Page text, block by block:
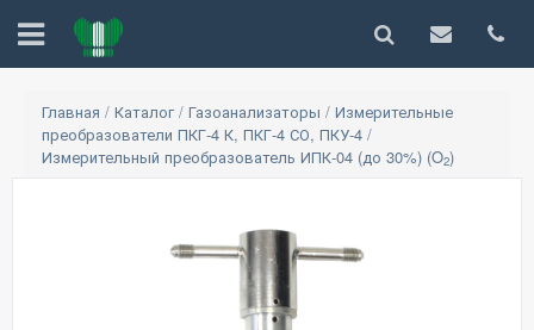
Главная / Каталог/ Газоанализаторы / Измерительные
преобразователи ПКГ-4 К, ПКГ-4 СО, ПКУ-4 /
Измерительный преобразователь ИПК-04 (до 30%) (O2)